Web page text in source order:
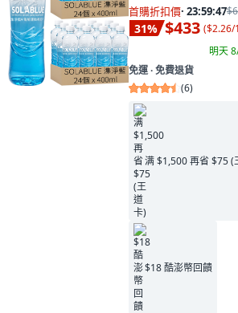
首購折扣價· 23:59:45
31% $433 ($2.26/
明天
免運 ∙ 免費退貨
(6)
满 $1,500 再省 $75 (
$18 酷澎幣回饋